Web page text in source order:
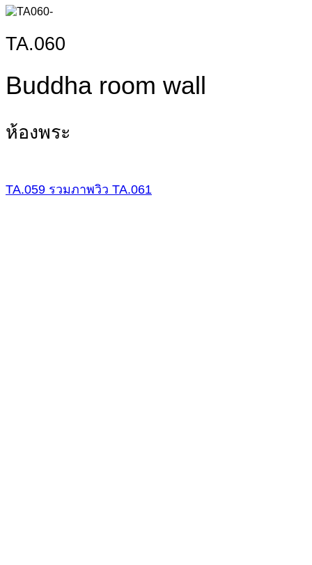
TA.060
Buddha room wall
ห้องพระ
TA.059 รวมภาพวิว TA.061